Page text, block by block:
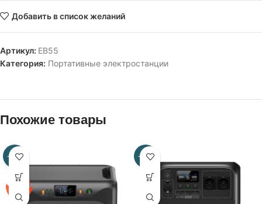
Добавить в список желаний
Артикул: ЕВ55
Категория: Портативные электростанции
Похожие товары
-24% -38%